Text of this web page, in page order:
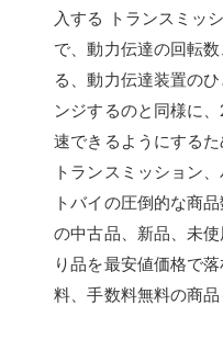
入する トランスミッ
で、動力伝達の回転
る、動力伝達装置の
ンジするのと同様に
速できるようにするた
トランスミッション
トバイの圧倒的な商
の中古品、新品、未
り品を最安値価格で
料、手数料無料の商品